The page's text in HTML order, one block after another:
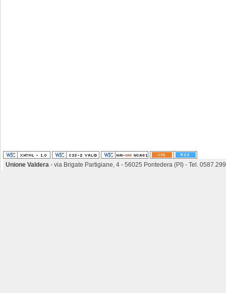
Unione Valdera - via Brigate Partigiane, 4 - 56025 Pontedera (PI) - Tel.